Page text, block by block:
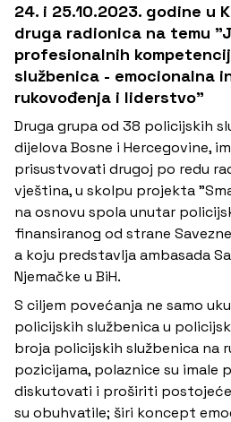
24. i 25.10.2023. godine u
druga radionica na temu
profesionalnih
službenica - emocionalna
rukovođenja i liderstvo"
Druga grupa od 38 policijskih
dijelova Bosne i Hercegovine,
prisustvovati drugoj po redu
vještina, u skolpu projekta
na osnovu spola unutar
finansiranog od strane
a koju predstavlja ambasada
Njemačke u BiH.
S ciljem povećanja ne samo
policijskih službenica u
broja policijskih službenica na
pozicijama, polaznice su imale
diskutovati i proširiti
su obuhvatile; širi koncept